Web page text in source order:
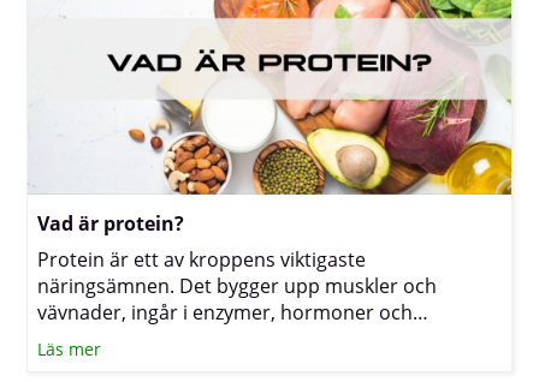
Vad är protein?
Protein är ett av kroppens viktigaste
näringsämnen. Det bygger upp muskler och
vävnader, ingår i enzymer, hormoner och
antikroppar och kan dessutom ge energi. För dig
Läs mer